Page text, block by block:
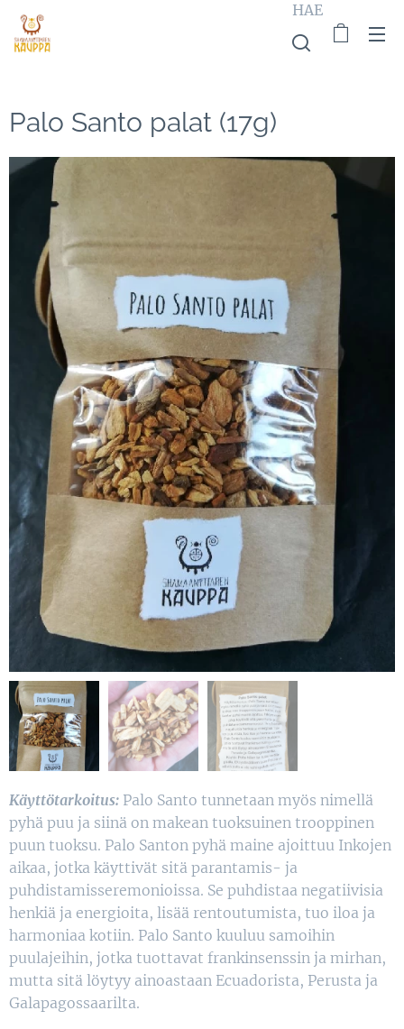
HAE
Palo Santo palat (17g)
Käyttötarkoitus: Palo Santo tunnetaan myös nimellä
pyhä puu ja siinä on makean tuoksuinen trooppinen
puun tuoksu. Palo Santon pyhä maine ajoittuu Inkojen
aikaa, jotka käyttivät sitä parantamis- ja
puhdistamisseremonioissa. Se puhdistaa negatiivisia
henkiä ja energioita, lisää rentoutumista, tuo iloa ja
harmoniaa kotiin. Palo Santo kuuluu samoihin
puulajeihin, jotka tuottavat frankinsenssin ja mirhan,
mutta sitä löytyy ainoastaan Ecuadorista, Perusta ja
Galapagossaarilta.